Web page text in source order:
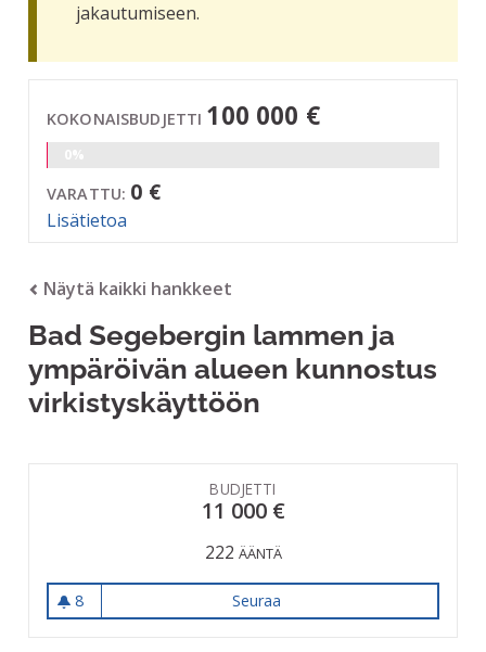
jakautumiseen.
KOKONAISBUDJETTI 100 000 €
VARATTU: 0 €
Lisätietoa
Näytä kaikki hankkeet
Bad Segebergin lammen ja
ympäröivän alueen kunnostus
virkistyskäyttöön
BUDJETTI
11 000 €
222 ÄÄNTÄ
8
8 seuraajaa
Seuraa